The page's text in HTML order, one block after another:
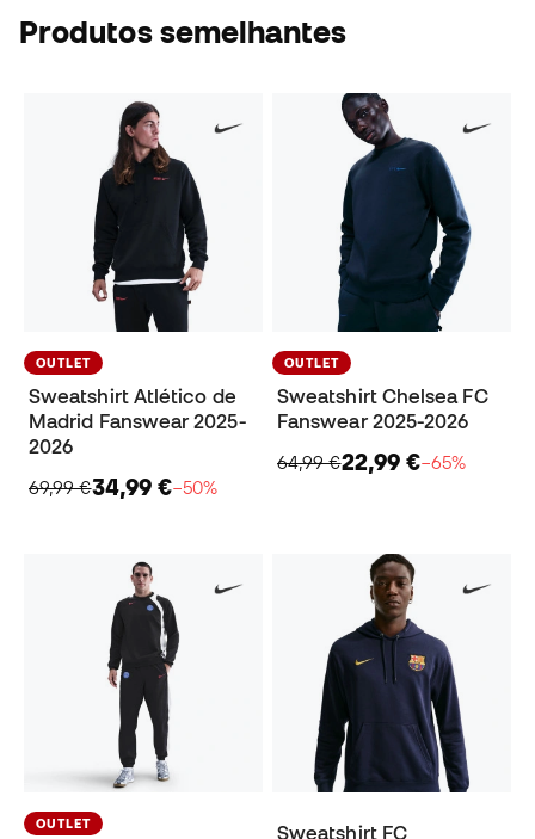
Produtos semelhantes
OUTLET
Sweatshirt Atlético de
Madrid Fanswear 2025-
2026
69,99 €34,99 €−50%
OUTLET
Sweatshirt Chelsea FC
Fanswear 2025-2026
64,99 €22,99 €−65%
OUTLET Sweatshirt FC